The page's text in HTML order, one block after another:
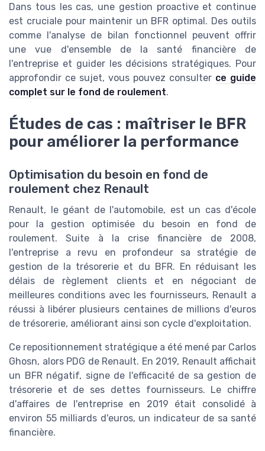
Dans tous les cas, une gestion proactive et continue
est cruciale pour maintenir un BFR optimal. Des outils
comme l'analyse de bilan fonctionnel peuvent offrir
une vue d'ensemble de la santé financière de
l'entreprise et guider les décisions stratégiques. Pour
approfondir ce sujet, vous pouvez consulter ce guide
complet sur le fond de roulement.
Études de cas : maîtriser le BFR
pour améliorer la performance
Optimisation du besoin en fond de
roulement chez Renault
Renault, le géant de l'automobile, est un cas d'école
pour la gestion optimisée du besoin en fond de
roulement. Suite à la crise financière de 2008,
l'entreprise a revu en profondeur sa stratégie de
gestion de la trésorerie et du BFR. En réduisant les
délais de règlement clients et en négociant de
meilleures conditions avec les fournisseurs, Renault a
réussi à libérer plusieurs centaines de millions d'euros
de trésorerie, améliorant ainsi son cycle d'exploitation.
Ce repositionnement stratégique a été mené par Carlos
Ghosn, alors PDG de Renault. En 2019, Renault affichait
un BFR négatif, signe de l'efficacité de sa gestion de
trésorerie et de ses dettes fournisseurs. Le chiffre
d'affaires de l'entreprise en 2019 était consolidé à
environ 55 milliards d'euros, un indicateur de sa santé
financière.